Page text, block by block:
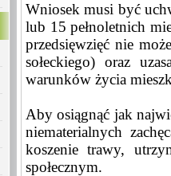
Wniosek musi być
lub 15 pełnoletnich
przedsięwzięć nie
sołeckiego) oraz
warunków życia
Aby osiągnąć jak
niematerialnych
koszenie trawy,
społecznym.